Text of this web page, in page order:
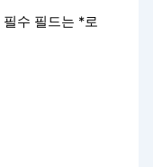
필수 필드는 *로